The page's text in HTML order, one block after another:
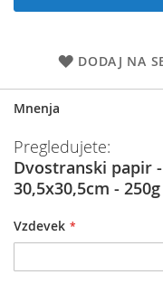
DODAJ NA
Mnenja
Pregledujete:
Dvostranski papir
30,5x30,5cm - 250g
Vzdevek